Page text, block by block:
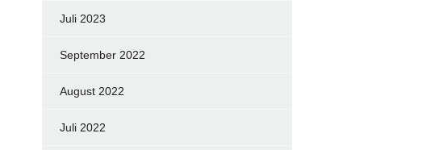
Juli 2023
September 2022
August 2022
Juli 2022